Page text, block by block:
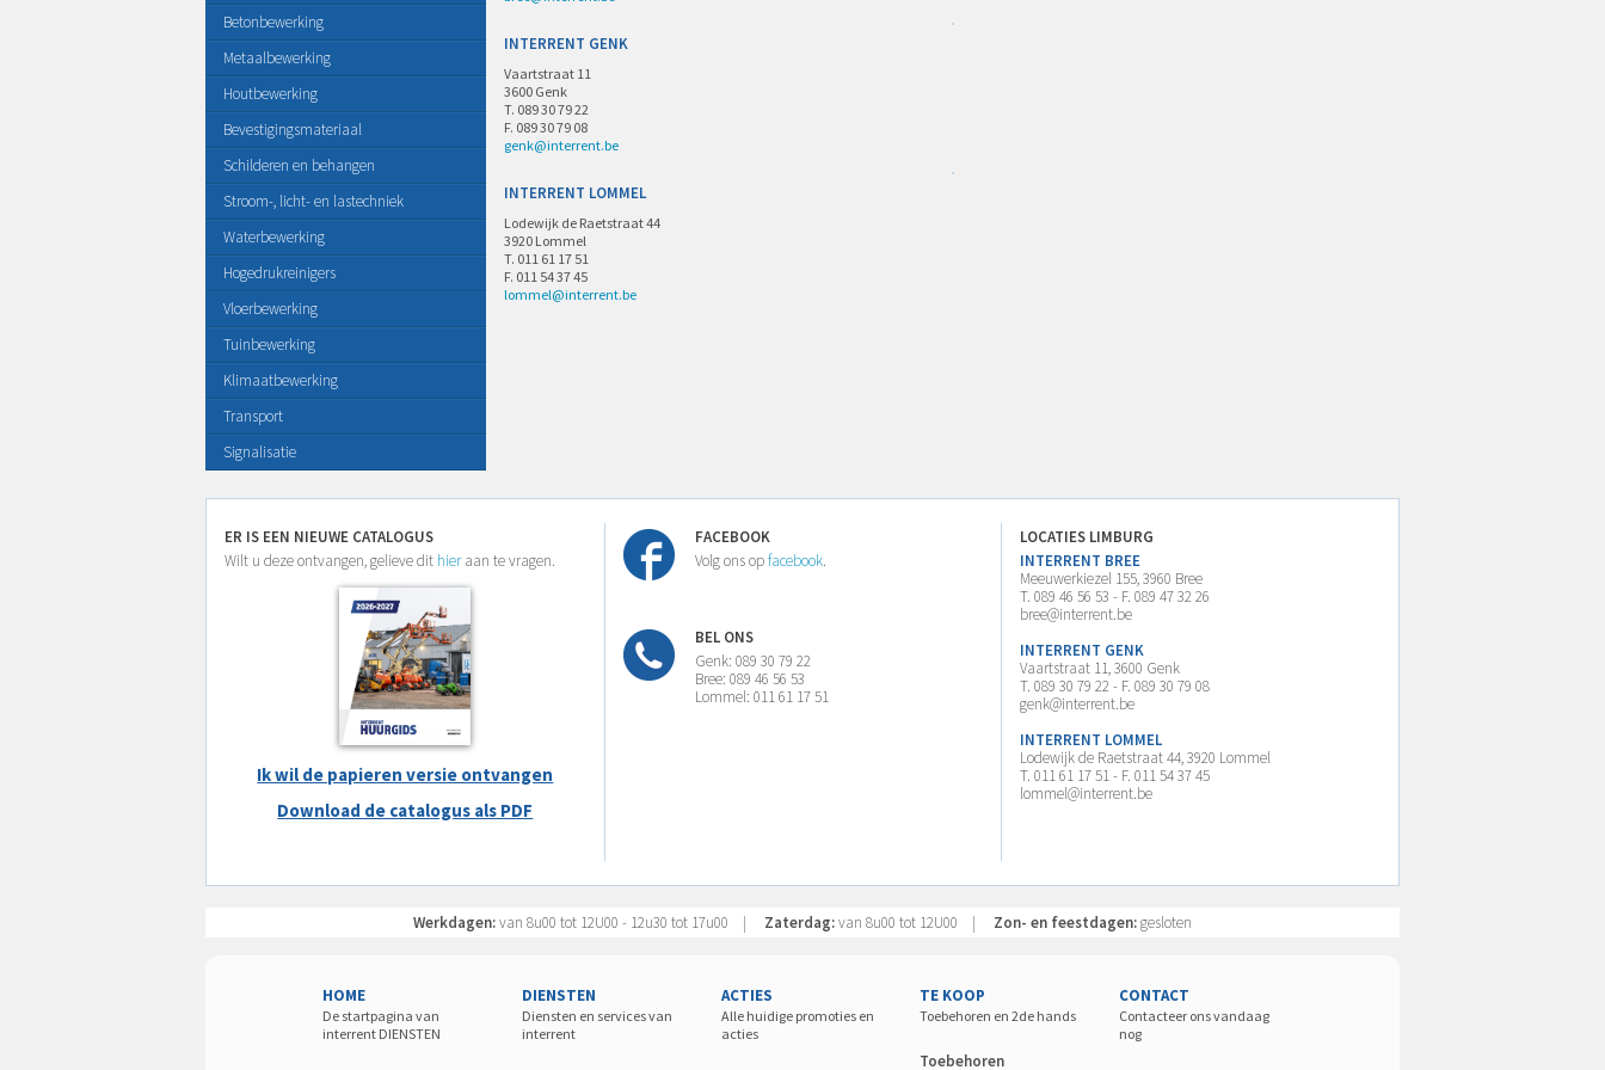
Betonbewerking
Metaalbewerking
Houtbewerking
Bevestigingsmateriaal
Schilderen en behangen
Stroom-, licht- en lastechniek
Waterbewerking
Hogedrukreinigers
Vloerbewerking
Tuinbewerking
Klimaatbewerking
Transport
Signalisatie
INTERRENT GENK
Vaartstraat 11
3600 Genk
T. 089 30 79 22
F. 089 30 79 08
genk@interrent.be
INTERRENT LOMMEL
Lodewijk de Raetstraat 44
3920 Lommel
T. 011 61 17 51
F. 011 54 37 45
lommel@interrent.be
ER IS EEN NIEUWE CATALOGUS
Wilt u deze ontvangen, gelieve dit hier aan te vragen.
Ik wil de papieren versie ontvangen
Download de catalogus als PDF
FACEBOOK
Volg ons opfacebook.
BEL ONS
Genk: 089 30 79 22
Bree: 089 46 56 53
Lommel: 011 61 17 51
LOCATIES LIMBURG
INTERRENT BREE
Meeuwerkiezel 155, 3960 Bree
T. 089 46 56 53 - F. 089 47 32 26
bree@interrent.be
INTERRENT GENK
Vaartstraat 11, 3600 Genk
T. 089 30 79 22 - F. 089 30 79 08
genk@interrent.be
INTERRENT LOMMEL
Lodewijk de Raetstraat 44, 3920 Lommel
T. 011 61 17 51 - F. 011 54 37 45
lommel@interrent.be
Werkdagen:van 8u00 tot 12U00 - 12u30 tot 17u00 | Zaterdag:van 8u00 tot 12U00 | Zon- en feestdagen:gesloten
HOME
De startpagina van
interrent DIENSTEN
DIENSTEN
Diensten en services van
interrent
ACTIES
Alle huidige promoties en
acties
TE KOOP
Toebehoren en 2de hands
Toebehoren
CONTACT
Contacteer ons vandaag
nog